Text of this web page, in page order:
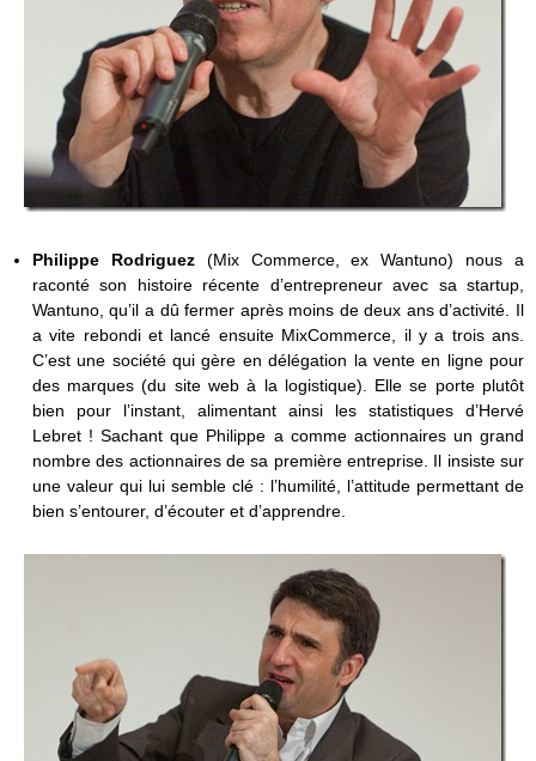
Philippe Rodriguez (Mix Commerce, ex Wantuno) nous a
raconté son histoire récente d’entrepreneur avec sa startup,
Wantuno, qu’il a dû fermer après moins de deux ans d’activité. Il
a vite rebondi et lancé ensuite MixCommerce, il y a trois ans.
C’est une société qui gère en délégation la vente en ligne pour
des marques (du site web à la logistique). Elle se porte plutôt
bien pour l’instant, alimentant ainsi les statistiques d’Hervé
Lebret ! Sachant que Philippe a comme actionnaires un grand
nombre des actionnaires de sa première entreprise. Il insiste sur
une valeur qui lui semble clé : l’humilité, l’attitude permettant de
bien s’entourer, d’écouter et d’apprendre.